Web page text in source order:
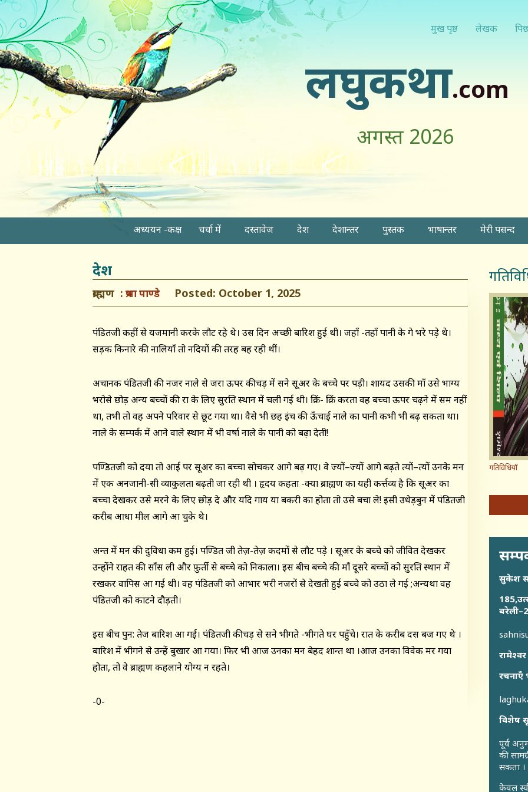
मुख पृष्ठ लेखक
लघुकथा.com
अगस्त 2026
अध्ययन -कक्ष चर्चा में दस्तावेज़ देश देशान्तर पुस्तक भाषान्तर मेरी पसन्द
देश
ब्राह्मण प्रभा पाण्डे Posted: October 1, 2025
पंडितजी कहीं से यजमानी करके लौट रहे थे। उस दिन अच्छी बारिश हुई थी। जहाँ -तहाँ पानी के गे भरे पड़े थे।
सड़क किनारे की नालियाँ तो नदियों की तरह बह रही थीं।
अचानक पंडितजी की नजर नाले से जरा ऊपर कीचड़ में सने सूअर के बच्चे पर पड़ी। शायद उसकी माँ उसे भाग्य
भरोसे छोड़ अन्य बच्चों की रक्षा के लिए सुरक्षित स्थान में चली गई थी। क्रिं- क्रिं करता वह बच्चा ऊपर चढ़ने में सक्षम नहीं
था, तभी तो वह अपने परिवार से छूट गया था। वैसे भी छह इंच की ऊँचाई नाले का पानी कभी भी बढ़ सकता था।
नाले के सम्पर्क में आने वाले स्थान में भी वर्षा नाले के पानी को बढ़ा देती!
पण्डितजी को दया तो आई पर सूअर का बच्चा सोचकर आगे बढ़ गए। वे ज्यों–ज्यों आगे बढ़ते त्यों–त्यों उनके मन
में एक अनजानी-सी व्याकुलता बढ़ती जा रही थी । हृदय कहता -क्या ब्राह्यण का यही कर्त्तव्य है कि सूअर का
बच्चा देखकर उसे मरने के लिए छोड़ दे और यदि गाय या बकरी का होता तो उसे बचा ले! इसी उधेड़बुन में पंडितजी
करीब आधा मील आगे आ चुके थे।
अन्त में मन की दुविधा कम हुई। पण्डित जी तेज़-तेज़ कदमों से लौट पड़े । सूअर के बच्चे को जीवित देखकर
उन्होंने राहत की साँस ली और फ़ुर्ती से बच्चे को निकाला। इस बीच बच्चे की माँ दूसरे बच्चों को सुरक्षित स्थान में
रखकर वापिस आ गई थी। वह पंडितजी को आभार भरी नजरों से देखती हुई बच्चे को उठा ले गई ;अन्यथा वह
पंडितजी को काटने दौड़ती।
इस बीच पुन: तेज बारिश आ गई। पंडितजी कीचड़ से सने भीगते -भीगते घर पहुँचे। रात के करीब दस बज गए थे ।
बारिश में भीगने से उन्हें बुखार आ गया। फिर भी आज उनका मन बेहद शान्त था ।आज उनका विवेक मर गया
होता, तो वे ब्राह्यण कहलाने योग्य न रहते।
-0-
गतिविधियाँ
सुकेश
विशेष
पूर्व
की
सकता ।
केवल